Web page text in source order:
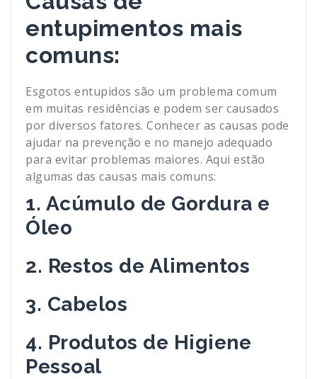
entupimentos mais
comuns:
Esgotos entupidos são um problema comum
em muitas residências e podem ser causados
por diversos fatores. Conhecer as causas pode
ajudar na prevenção e no manejo adequado
para evitar problemas maiores. Aqui estão
algumas das causas mais comuns:
1. Acúmulo de Gordura e
Óleo
2. Restos de Alimentos
3. Cabelos
4. Produtos de Higiene
Pessoal